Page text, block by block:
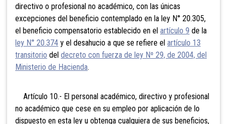
directivo o profesional no académico, con las únicas
excepciones del beneficio contemplado en la ley N° 20.305,
el beneficio compensatorio establecido en el artículo 9 de la
ley N° 20.374 y el desahucio a que se refiere el artículo 13
transitorio del decreto con fuerza de ley Nº 29, de 2004, del
Ministerio de Hacienda.
Artículo 10.- El personal académico, directivo y profesional
no académico que cese en su empleo por aplicación de lo
dispuesto en esta ley u obtenga cualquiera de sus beneficios,